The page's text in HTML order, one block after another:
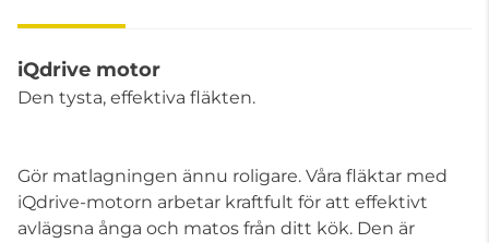
iQdrive motor
Den tysta, effektiva fläkten.
Gör matlagningen ännu roligare. Våra fläktar med
iQdrive-motorn arbetar kraftfult för att effektivt
avlägsna ånga och matos från ditt kök. Den är